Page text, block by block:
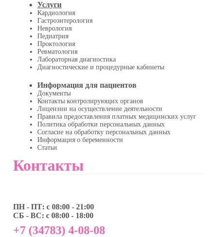
Услуги
Кардиология
Гастроэнтерология
Неврология
Педиатрия
Проктология
Ревматология
Лабораторная диагностика
Диагностические и процедурные кабинеты
Информация для пациентов
Документы
Контакты контролирующих органов
Лицензии на осуществление деятельности
Правила предоставления платных медицинских услуг
Политика обработки персональных данных
Согласие на обработку персональных данных
Информация о беременности
Статьи
Контакты
ПН - ПТ: с 08:00 - 21:00
СБ - ВС: с 08:00 - 18:00
+7 (34783) 4-08-08